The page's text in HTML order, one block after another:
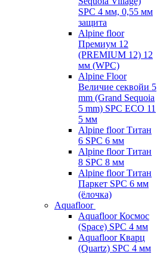
SPC 4 мм, 0,55 мм
защита
Alpine floor
Премиум 12
(PREMIUM 12) 12
мм (WPC)
Alpine Floor
Величие секвойи 5
mm (Grand Sequoia
5 mm) SPC ECO 11
5 мм
Alpine floor Титан
6 SPC 6 мм
Alpine floor Титан
8 SPC 8 мм
Alpine floor Титан
Паркет SPC 6 мм
(ёлочка)
Aquafloor
Aquafloor Космос
(Space) SPC 4 мм
Aquafloor Кварц
(Quartz) SPC 4 мм